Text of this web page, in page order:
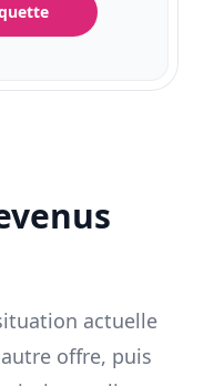
actuelle
offre, puis